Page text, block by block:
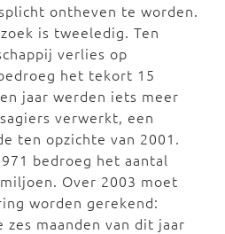
ontheven te worden.
is tweeledig. Ten
verlies op
het tekort 15
jaar werden iets meer
verwerkt, een
ten opzichte van 2001.
bedroeg het aantal
Over 2003 moet
worden gerekend:
maanden van dit jaar